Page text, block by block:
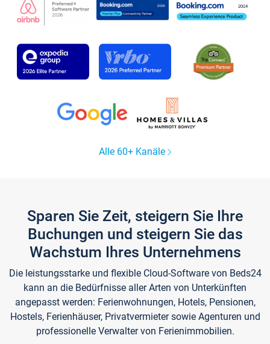
Alle 60+ Kanäle
Sparen Sie Zeit, steigern Sie Ihre
Buchungen und steigern Sie das
Wachstum Ihres Unternehmens
Die leistungsstarke und flexible Cloud-Software von Beds24
kann an die Bedürfnisse aller Arten von Unterkünften
angepasst werden: Ferienwohnungen, Hotels, Pensionen,
Hostels, Ferienhäuser, Privatvermieter sowie Agenturen und
professionelle Verwalter von Ferienimmobilien.